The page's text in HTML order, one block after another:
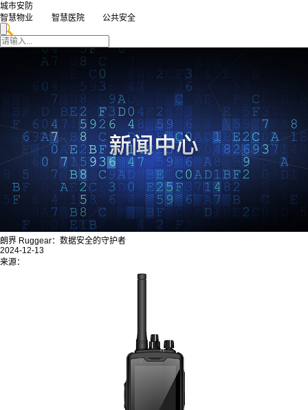
城市安防
智慧物业
智慧医院 公共安全
朗界 Ruggear：数据安全的守护者
2024-12-13
来源：